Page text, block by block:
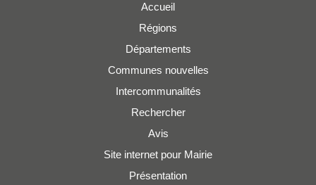
Accueil
Régions
Départements
Communes nouvelles
Intercommunalités
Rechercher
Avis
Site internet pour Mairie
Présentation